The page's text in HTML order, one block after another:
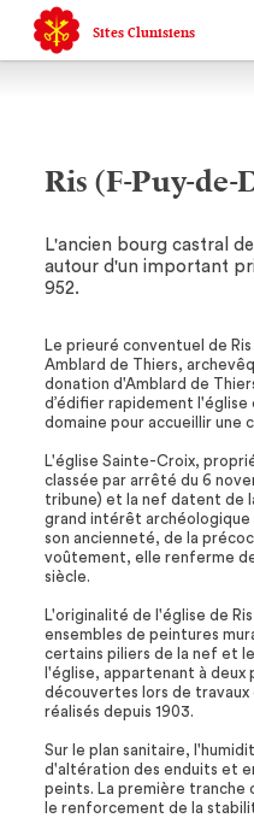
Sites Clunisiens
Ris (F-Puy-de-
L'ancien bourg castral
autour d'un important
952.
Le prieuré conventuel de
Amblard de Thiers,
donation d'Amblard de
d’édifier rapidement l'église
domaine pour accueillir une
L'église Sainte-Croix,
classée par arrêté du 6
tribune) et la nef datent de
grand intérêt
son ancienneté, de la
voûtement, elle renferme
siècle.
L'originalité de l'église de
ensembles de peintures
certains piliers de la nef et
l'église, appartenant à
découvertes lors de
réalisés depuis 1903.
Sur le plan sanitaire,
d'altération des enduits et
peints. La première tranche
le renforcement de la